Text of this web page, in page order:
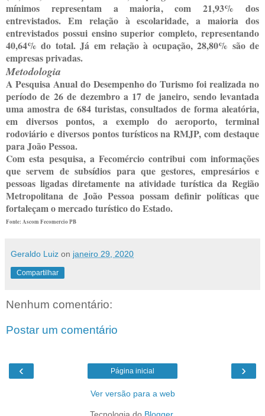
mínimos representam a maioria, com 21,93% dos
entrevistados. Em relação à escolaridade, a maioria dos
entrevistados possui ensino superior completo, representando
40,64% do total. Já em relação à ocupação, 28,80% são de
empresas privadas.
Metodologia
A Pesquisa Anual do Desempenho do Turismo foi realizada no
período de 26 de dezembro a 17 de janeiro, sendo levantada
uma amostra de 684 turistas, consultados de forma aleatória,
em diversos pontos, a exemplo do aeroporto, terminal
rodoviário e diversos pontos turísticos na RMJP, com destaque
para João Pessoa.
Com esta pesquisa, a Fecomércio contribui com informações
que servem de subsídios para que gestores, empresários e
pessoas ligadas diretamente na atividade turística da Região
Metropolitana de João Pessoa possam definir políticas que
fortaleçam o mercado turístico do Estado.
Fonte: Ascom Fecomercio PB
Geraldo Luiz on janeiro 29, 2020
Compartilhar
Nenhum comentário:
Postar um comentário
‹ ›
Página inicial
Ver versão para a web
Tecnologia do Blogger.